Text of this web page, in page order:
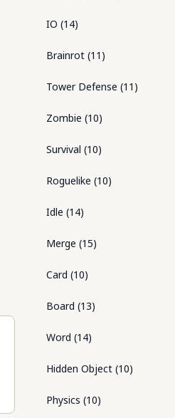
IO (14)
Brainrot (11 )
Tower Defense (11 )
Zombie (10)
Survival (10)
Roguelike (10)
Idle (14)
Merge (15)
Card (10)
Board (13)
Word (14)
Hidden Object (10)
Physics (10)